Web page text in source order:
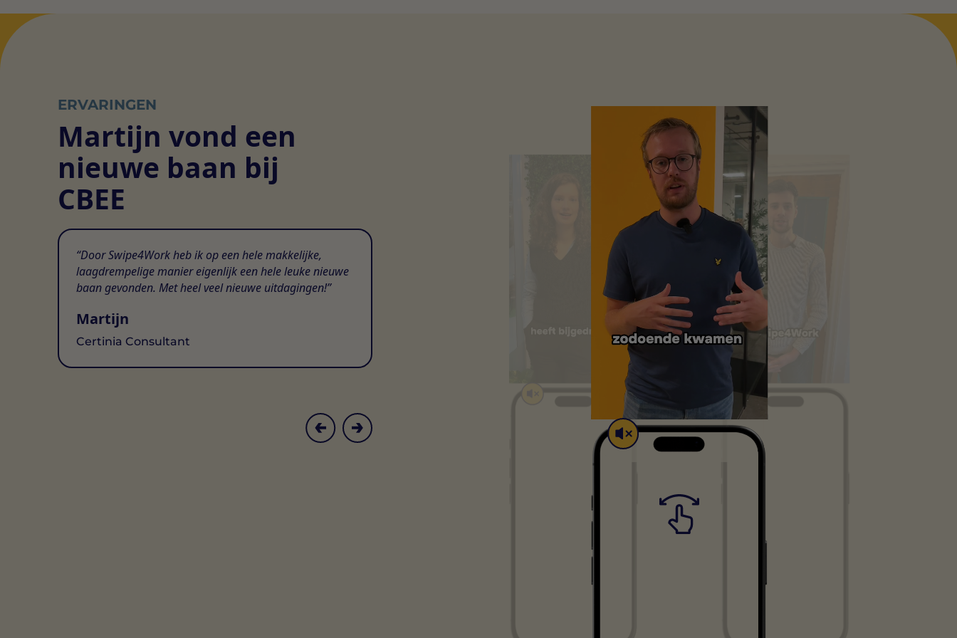
ERVARINGEN
Martijn vond een
nieuwe baan bij
CBEE
Door Swipe4Work heb ik op een hele makkelijke,
laagdrempelige manier eigenlijk een hele leuke nieuwe
baan gevonden. Met heel veel nieuwe uitdagingen!
Martijn
Certinia Consultant